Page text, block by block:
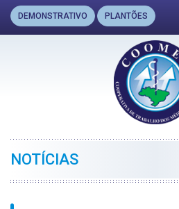
DEMONSTRATIVO PLANTÕES
NOTÍCIAS